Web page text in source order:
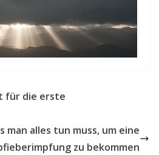
für die erste
man alles tun muss, um eine
zu bekommen